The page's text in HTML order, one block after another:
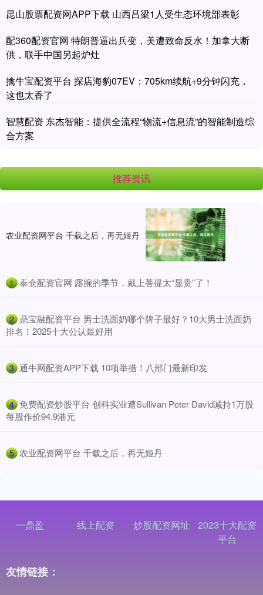
昆山股票配资网APP下载 山西吕梁1人受生态环境部表彰
配360配资官网 特朗普逼出兵变，美遭致命反水！加拿大断
供，联手中国另起炉灶
擒牛宝配资平台 探店海豹07EV：705km续航+9分钟闪充，
这也太香了
智慧配资 东杰智能：提供全流程“物流+信息流”的智能制造综
合方案
推荐资讯
农业配资网平台 千载之后，再无姬丹
1 ​泰仓配资官网 露腕的季节，戴上菩提太“显贵”了！
2 ​鼎宝融配资平台 男士洗面奶哪个牌子最好？10大男士洗面奶
排名！2025十大公认最好用
3 ​通牛网配资APP下载 10项举措！八部门最新印发
4 ​免费配资炒股平台 创科实业遭Sullivan Peter David减持1万股
每股作价94.9港元
5 ​农业配资网平台 千载之后，再无姬丹
一鼎盈 线上配资 炒股配资网址
2023十大配资
平台
友情链接：